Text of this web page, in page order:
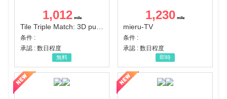
1,012
Tile Triple Match: 3D puzzle
条件 :
承認 : 数日程度
無料
1,230
mieru-TV
条件 :
承認 : 数日程度
即時